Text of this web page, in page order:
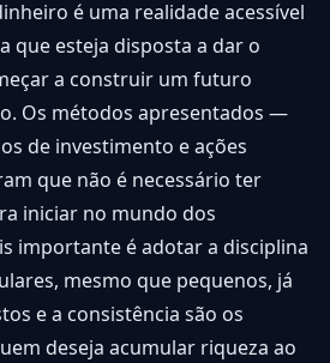
é uma realidade acessível
que esteja disposta a dar o
a construir um futuro
Os métodos apresentados —
de investimento e ações
que não é necessário ter
iniciar no mundo dos
importante é adotar a disciplina
mesmo que pequenos, já
e a consistência são os
deseja acumular riqueza ao